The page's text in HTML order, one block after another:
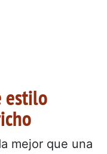
estilo
mejor que una